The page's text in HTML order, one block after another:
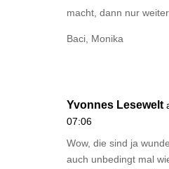
macht, dann nur
Baci, Monika
Yvonnes Lesewelt
07:06
Wow, die sind ja
auch unbedingt mal